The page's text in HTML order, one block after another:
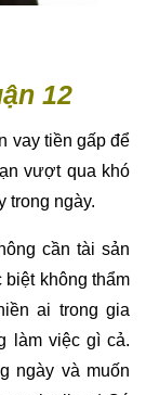
ai trong gia
làm việc gì cả.
ngày và muốn
hotline | Có